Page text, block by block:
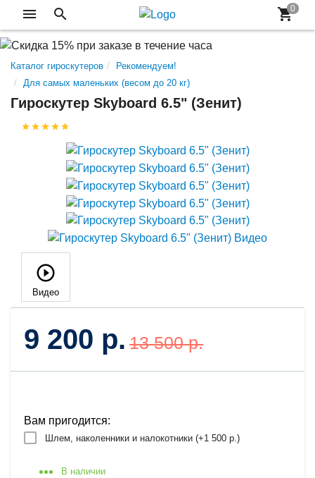
Каталог гироскутеров
Рекомендуем!
Для самых маленьких (весом до 20 кг)
Гироскутер Skyboard 6.5" (Зенит)
Видео
9 200 р. 13 500 р.
Вам пригодится:
Шлем, наколенники и налокотники (+1 500 р.)
В наличии